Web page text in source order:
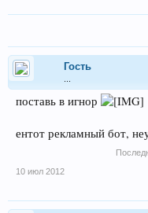
Гость
поставь в игнор
ентот рекламный бот,
10 июл 2012